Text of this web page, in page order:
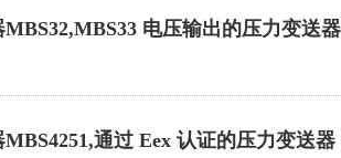
电压输出的压力变送器
通过 Eex 认证的压力变送器